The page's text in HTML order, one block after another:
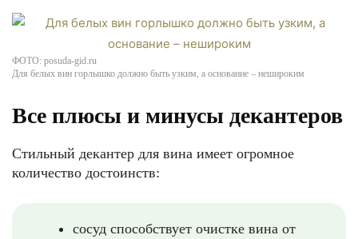
ФОТО: posuda-gid.ru
Для белых вин горлышко должно быть узким, а основание – нешироким
Все плюсы и минусы декантеров
Стильный декантер для вина имеет огромное
количество достоинств:
сосуд способствует очистке вина от